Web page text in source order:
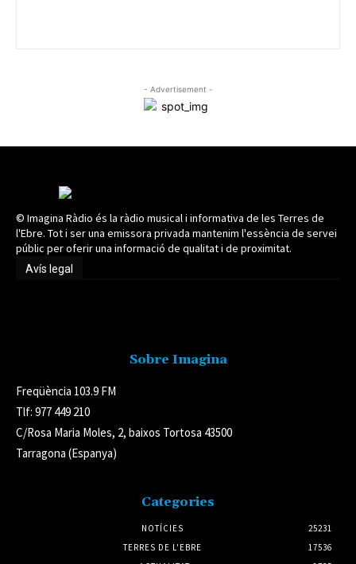
- Advertisement -
© Imagina Ràdio és la ràdio musical i informativa de les Terres de
l'Ebre. Tot i ser una emissora privada mantenim l'essència de servei
públic per oferir una informació de qualitat i de proximitat.
Avís legal
Sobre Imagina
Freqüència 103.9 FM
Tlf: 977 449 210
C/Rosa Maria Moles, 2, baixos Tortosa 43500
Tarragona (Espanya)
Categories
NOTÍCIES
25231
TERRES DE L'EBRE
17536